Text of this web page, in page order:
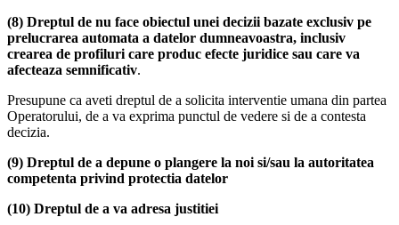
(8) Dreptul de nu face obiectul unei decizii bazate exclusiv pe
prelucrarea automata a datelor dumneavoastra, inclusiv
crearea de profiluri care produc efecte juridice sau care va
afecteaza semnificativ.
Presupune ca aveti dreptul de a solicita interventie umana din partea
Operatorului, de a va exprima punctul de vedere si de a contesta
decizia.
(9) Dreptul de a depune o plangere la noi si/sau la autoritatea
competenta privind protectia datelor
(10) Dreptul de a va adresa justitiei